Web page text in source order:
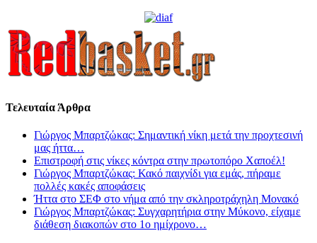
Τελευταία Άρθρα
Γιώργος Μπαρτζώκας: Σημαντική νίκη μετά την προχτεσινή
μας ήττα…
Επιστροφή στις νίκες κόντρα στην πρωτοπόρο Χαποέλ!
Γιώργος Μπαρτζώκας: Κακό παιχνίδι για εμάς, πήραμε
πολλές κακές αποφάσεις
Ήττα στο ΣΕΦ στο νήμα από την σκληροτράχηλη Μονακό
Γιώργος Μπαρτζώκας: Συγχαρητήρια στην Μύκονο, είχαμε
διάθεση διακοπών στο 1ο ημίχρονο…